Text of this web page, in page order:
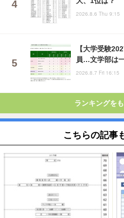
2026.8.6 Thu 9:15
【大学受験
員…文学部は
2026.8.7 Fri 16:15
ランキングを
こちらの記事